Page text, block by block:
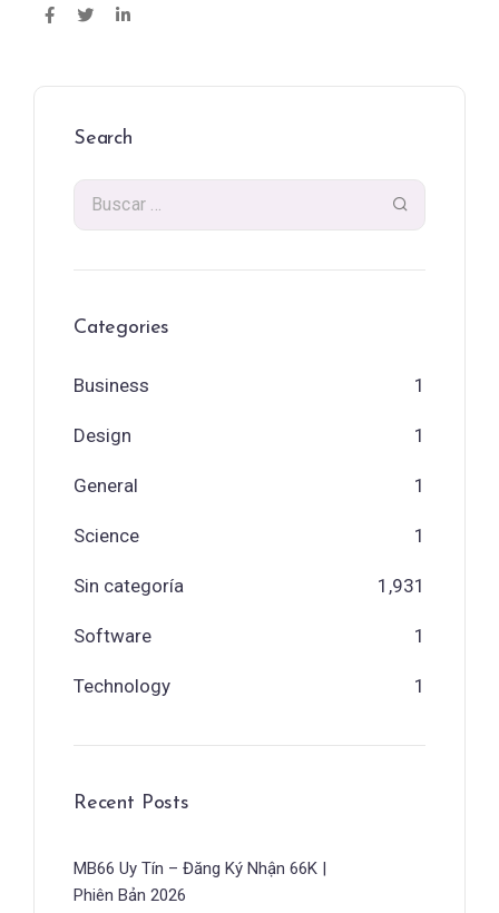
Search
Categories
Business 1
Design 1
General 1
Science 1
Sin categoría 1,931
Software 1
Technology 1
Recent Posts
MB66 Uy Tín – Đăng Ký Nhận 66K |
Phiên Bản 2026